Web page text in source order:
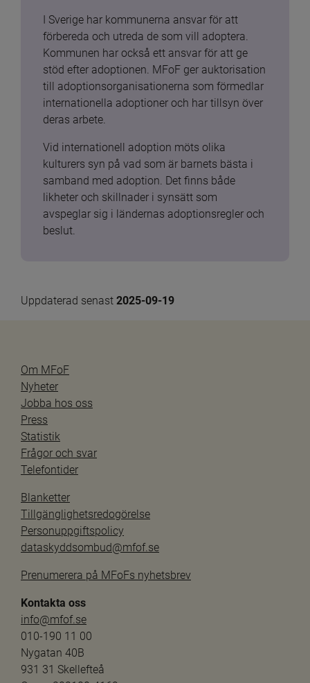
I Sverige har kommunerna ansvar för att
förbereda och utreda de som vill adoptera.
Kommunen har också ett ansvar för att ge
stöd efter adoptionen. MFoF ger auktorisation
till adoptionsorganisationerna som förmedlar
internationella adoptioner och har tillsyn över
deras arbete.
Vid internationell adoption möts olika
kulturers syn på vad som är barnets bästa i
samband med adoption. Det finns både
likheter och skillnader i synsätt som
avspeglar sig i ländernas adoptionsregler och
beslut.
Uppdaterad senast 2025-09-19
Om MFoF
Nyheter
Jobba hos oss
Press
Statistik
Frågor och svar
Telefontider
Blanketter
Tillgänglighetsredogörelse
Personuppgiftspolicy
dataskyddsombud@mfof.se
Prenumerera på MFoFs nyhetsbrev
Kontakta oss
info@mfof.se
010-190 11 00
Nygatan 40B
931 31 Skellefteå